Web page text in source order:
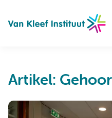
Navigation
Artikel: